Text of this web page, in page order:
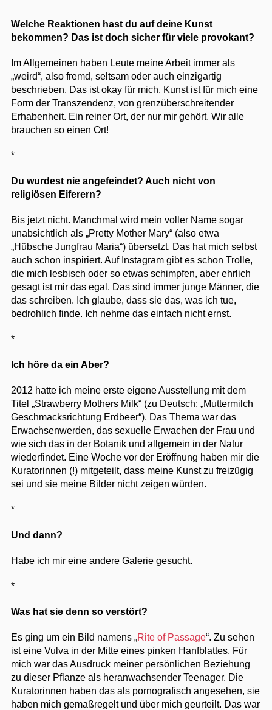
Welche Reaktionen hast du auf deine Kunst
bekommen? Das ist doch sicher für viele provokant?
Im Allgemeinen haben Leute meine Arbeit immer als
„weird“, also fremd, seltsam oder auch einzigartig
beschrieben. Das ist okay für mich. Kunst ist für mich eine
Form der Transzendenz, von grenzüberschreitender
Erhabenheit. Ein reiner Ort, der nur mir gehört. Wir alle
brauchen so einen Ort!
*
Du wurdest nie angefeindet? Auch nicht von
religiösen Eiferern?
Bis jetzt nicht. Manchmal wird mein voller Name sogar
unabsichtlich als „Pretty Mother Mary“ (also etwa
„Hübsche Jungfrau Maria“) übersetzt. Das hat mich selbst
auch schon inspiriert. Auf Instagram gibt es schon Trolle,
die mich lesbisch oder so etwas schimpfen, aber ehrlich
gesagt ist mir das egal. Das sind immer junge Männer, die
das schreiben. Ich glaube, dass sie das, was ich tue,
bedrohlich finde. Ich nehme das einfach nicht ernst.
*
Ich höre da ein Aber?
2012 hatte ich meine erste eigene Ausstellung mit dem
Titel „Strawberry Mothers Milk“ (zu Deutsch: „Muttermilch
Geschmacksrichtung Erdbeer“). Das Thema war das
Erwachsenwerden, das sexuelle Erwachen der Frau und
wie sich das in der Botanik und allgemein in der Natur
wiederfindet. Eine Woche vor der Eröffnung haben mir die
Kuratorinnen (!) mitgeteilt, dass meine Kunst zu freizügig
sei und sie meine Bilder nicht zeigen würden.
*
Und dann?
Habe ich mir eine andere Galerie gesucht.
*
Was hat sie denn so verstört?
Es ging um ein Bild namens „Rite of Passage“. Zu sehen
ist eine Vulva in der Mitte eines pinken Hanfblattes. Für
mich war das Ausdruck meiner persönlichen Beziehung
zu dieser Pflanze als heranwachsender Teenager. Die
Kuratorinnen haben das als pornografisch angesehen, sie
haben mich gemaßregelt und über mich geurteilt. Das war